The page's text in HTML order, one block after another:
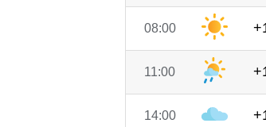
08:00
11:00
14:00